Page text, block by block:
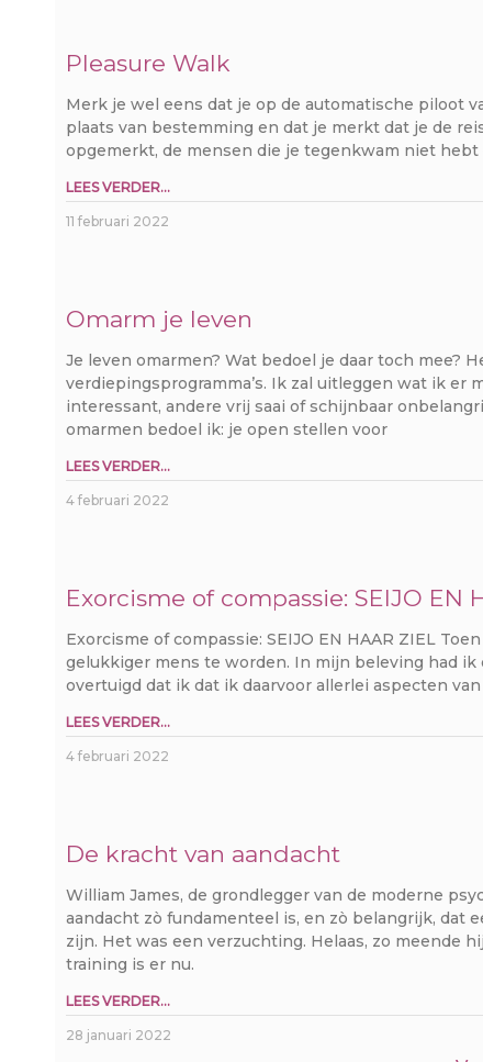
Pleasure Walk
Merk je wel eens dat je op de automatische piloot
plaats van bestemming en dat je merkt dat je de
opgemerkt, de mensen die je tegenkwam niet hebt
LEES VERDER...
11 februari 2022
Omarm je leven
Je leven omarmen? Wat bedoel je daar toch mee?
verdiepingsprogramma’s. Ik zal uitleggen wat ik er
interessant, andere vrij saai of schijnbaar
omarmen bedoel ik: je open stellen voor
LEES VERDER...
4 februari 2022
Exorcisme of compassie: SEIJO EN
Exorcisme of compassie: SEIJO EN HAAR ZIEL
gelukkiger mens te worden. In mijn beleving had ik
overtuigd dat ik dat ik daarvoor allerlei aspecten
LEES VERDER...
4 februari 2022
De kracht van aandacht
William James, de grondlegger van de moderne
aandacht zò fundamenteel is, en zò belangrijk, dat
zijn. Het was een verzuchting. Helaas, zo meende
training is er nu.
LEES VERDER...
28 januari 2022